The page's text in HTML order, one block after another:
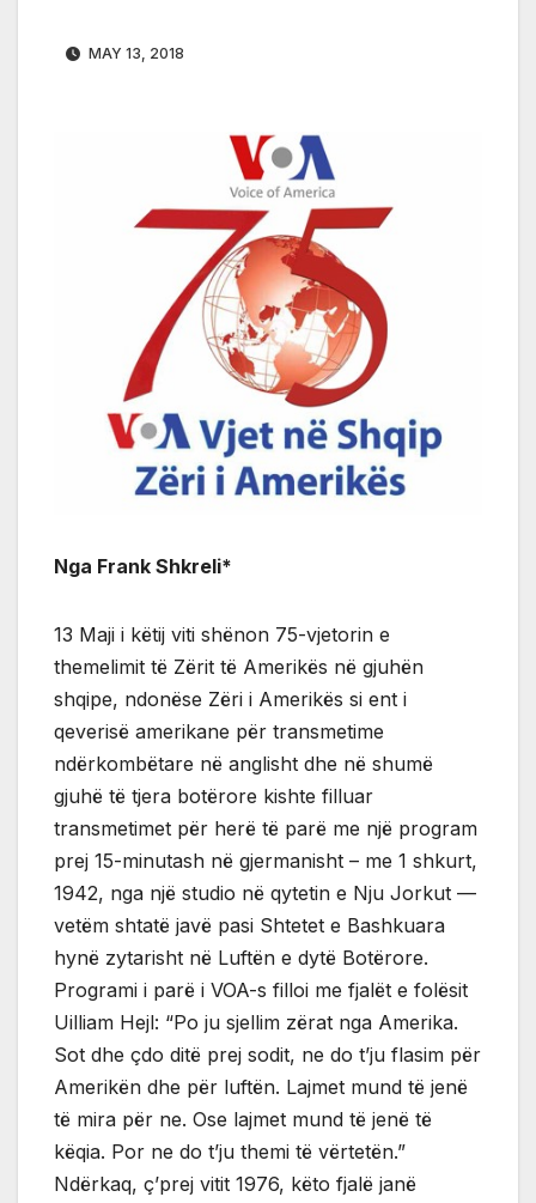
MAY 13, 2018
Nga Frank Shkreli*
13 Maji i këtij viti shënon 75-vjetorin e
themelimit të Zërit të Amerikës në gjuhën
shqipe, ndonëse Zëri i Amerikës si ent i
qeverisë amerikane për transmetime
ndërkombëtare në anglisht dhe në shumë
gjuhë të tjera botërore kishte filluar
transmetimet për herë të parë me një program
prej 15-minutash në gjermanisht – me 1 shkurt,
1942, nga një studio në qytetin e Nju Jorkut —
vetëm shtatë javë pasi Shtetet e Bashkuara
hynë zytarisht në Luftën e dytë Botërore.
Programi i parë i VOA-s filloi me fjalët e folësit
Uilliam Hejl: “Po ju sjellim zërat nga Amerika.
Sot dhe çdo ditë prej sodit, ne do t’ju flasim për
Amerikën dhe për luftën. Lajmet mund të jenë
të mira për ne. Ose lajmet mund të jenë të
këqia. Por ne do t’ju themi të vërtetën.”
Ndërkaq, ç’prej vitit 1976, këto fjalë janë